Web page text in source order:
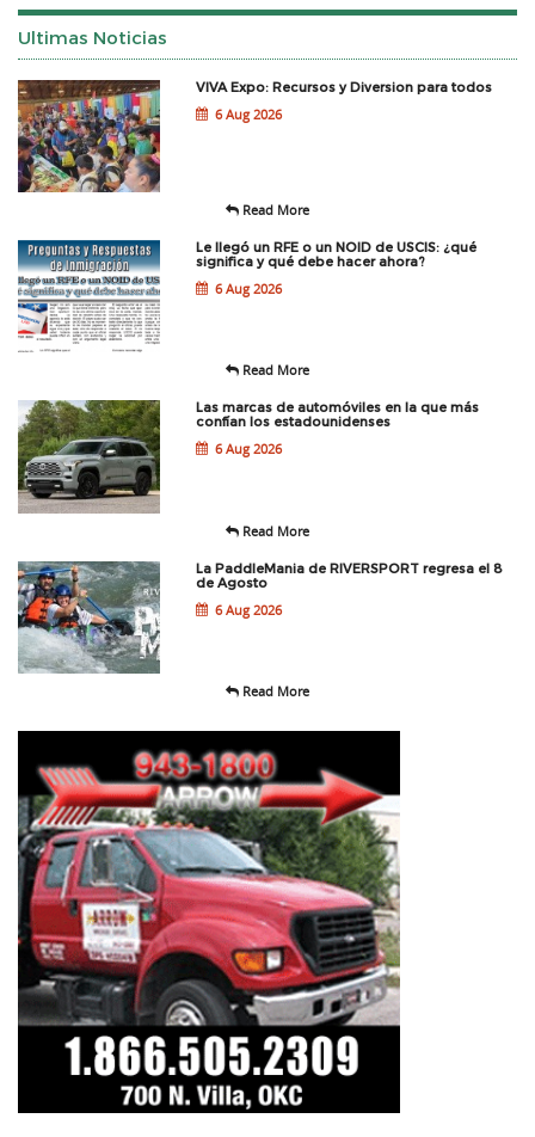
Ultimas Noticias
VIVA Expo: Recursos y Diversion para todos
6 Aug 2026
Read More
Le llegó un RFE o un NOID de USCIS: ¿qué
significa y qué debe hacer ahora?
6 Aug 2026
Read More
Las marcas de automóviles en la que más
confían los estadounidenses
6 Aug 2026
Read More
La PaddleMania de RIVERSPORT regresa el 8
de Agosto
6 Aug 2026
Read More